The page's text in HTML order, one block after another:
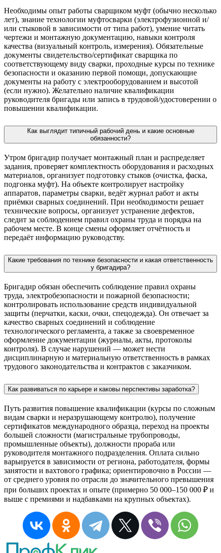
Необходимы опыт работы сварщиком муфт (обычно несколько
лет), знание технологии муфтосварки (электрофузионной и/
или стыковой в зависимости от типа работ), умение читать
чертежи и монтажную документацию, навыки контроля
качества (визуальный контроль, измерения). Обязательные
документы свидетельство/сертификат сварщика по
соответствующему виду сварки, проходные курсы по технике
безопасности и оказанию первой помощи, допускающие
документы на работу с электрооборудованием и высотой
(если нужно). Желательно наличие квалификации
руководителя бригады или запись в трудовой/удостоверении о
повышении квалификации.
Как выглядит типичный рабочий день и какие основные
обязанности?
Утром бригадир получает монтажный план и распределяет
задания, проверяет комплектность оборудования и расходных
материалов, организует подготовку стыков (очистка, фаска,
подгонка муфт). На объекте контролирует настройку
аппаратов, параметры сварки, ведёт журнал работ и акты
приёмки сварных соединений. При необходимости решает
технические вопросы, организует устранение дефектов,
следит за соблюдением правил охраны труда и порядка на
рабочем месте. В конце смены оформляет отчётность и
передаёт информацию руководству.
Какие требования по технике безопасности и какая ответственность
у бригадира?
Бригадир обязан обеспечить соблюдение правил охраны
труда, электробезопасности и пожарной безопасности;
контролировать использование средств индивидуальной
защиты (перчатки, каски, очки, спецодежда). Он отвечает за
качество сварных соединений и соблюдение
технологического регламента, а также за своевременное
оформление документации (журналы, акты, протоколы
контроля). В случае нарушений — может нести
дисциплинарную и материальную ответственность в рамках
трудового законодательства и контрактов с заказчиком.
Как развиваться по карьере и каковы перспективы заработка?
Путь развития повышение квалификации (курсы по сложным
видам сварки и неразрушающему контролю), получение
сертификатов международного образца, переход на проекты
большей сложности (магистральные трубопроводы,
промышленные объекты), должности прораба или
руководителя монтажного подразделения. Оплата сильно
варьируется в зависимости от региона, работодателя, формы
занятости и вахтового графика; ориентировочно в России —
от среднего уровня по отрасли до значительного превышения
при больших проектах и опыте (примерно 50 000–150 000 ₽ и
выше с премиями и надбавками на крупных объектах).